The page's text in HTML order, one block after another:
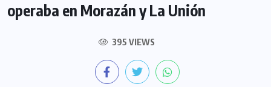
operaba en Morazán y La Unión
395 VIEWS